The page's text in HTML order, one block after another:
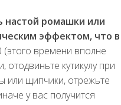
настой ромашки или
эффектом, что в
(этого времени вполне
кутикулу при
или щипчики, отрежьте
у вас получится